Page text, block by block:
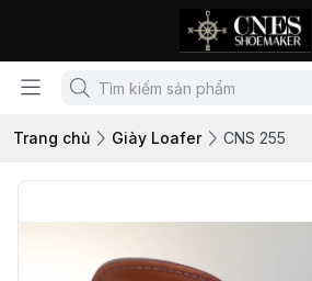
Trang chủ Giày Loafer CNS 255